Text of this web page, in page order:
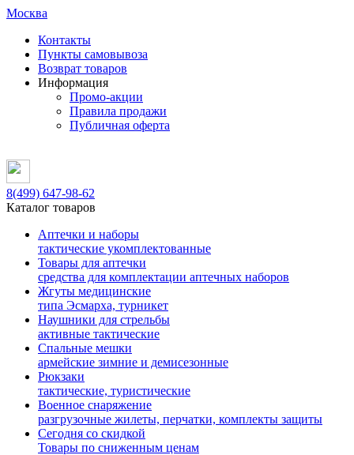
Москва
Контакты
Пункты самовывоза
Возврат товаров
Информация
Промо-акции
Правила продажи
Публичная оферта
8(499) 647-98-62
Каталог товаров
Аптечки и наборы
тактические укомплектованные
Товары для аптечки
средства для комплектации аптечных наборов
Жгуты медицинские
типа Эсмарха, турникет
Наушники для стрельбы
активные тактические
Спальные мешки
армейские зимние и демисезонные
Рюкзаки
тактические, туристические
Военное снаряжение
разгрузочные жилеты, перчатки, комплекты защиты
Сегодня со скидкой
Товары по сниженным ценам